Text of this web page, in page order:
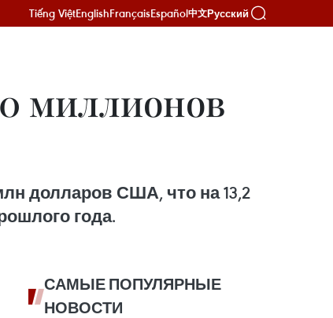
Tiếng ViệtEnglishFrançaisEspañol中文Русский
миллионов
долларов США, что на 13,2
года.
САМЫЕ ПОПУЛЯРНЫЕ
НОВОСТИ